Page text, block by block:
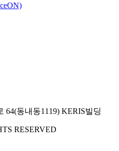
64(동내동1119) KERIS빌딩
RESERVED